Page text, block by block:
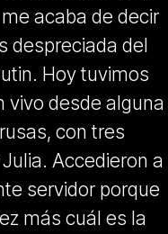
acaba de decir
despreciada del
Hoy tuvimos
vivo desde alguna
con tres
Accedieron a
servidor porque
más cuál es la